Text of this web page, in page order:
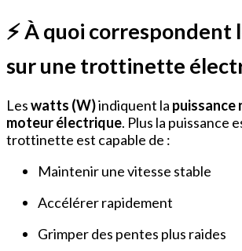
⚡ À quoi correspondent
sur une trottinette
Leswatts (W)indiquent la puissance
moteur électrique. Plus la puissance
trottinette est capable de :
Maintenir une vitesse stable
Accélérer rapidement
Grimper des pentes plus raides